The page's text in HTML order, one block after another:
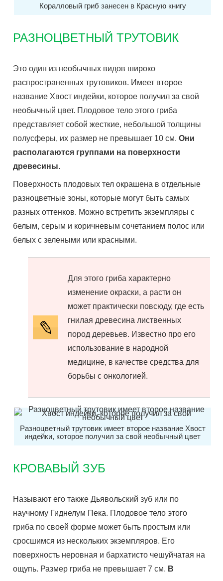
Коралловый гриб занесен в Красную книгу
РАЗНОЦВЕТНЫЙ ТРУТОВИК
Это один из необычных видов широко
распространенных трутовиков. Имеет второе
название Хвост индейки, которое получил за свой
необычный цвет. Плодовое тело этого гриба
представляет собой жесткие, небольшой толщины
полусферы, их размер не превышает 10 см.Они
располагаются группами на поверхности
древесины.
Поверхность плодовых тел окрашена в отдельные
разноцветные зоны, которые могут быть самых
разных оттенков. Можно встретить экземпляры с
белым, серым и коричневым сочетанием полос или
белых с зелеными или красными.
Для этого гриба характерно
изменение окраски, а расти он
может практически повсюду, где есть
гнилая древесина лиственных
пород деревьев. Известно про его
использование в народной
медицине, в качестве средства для
борьбы с онкологией.
Разноцветный трутовик имеет второе название Хвост
индейки, которое получил за свой необычный цвет
КРОВАВЫЙ ЗУБ
Называют его также Дьявольский зуб или по
научному Гиднелум Пека. Плодовое тело этого
гриба по своей форме может быть простым или
сросшимся из нескольких экземпляров. Его
поверхность неровная и бархатисто чешуйчатая на
ощупь. Размер гриба не превышает 7 см. В